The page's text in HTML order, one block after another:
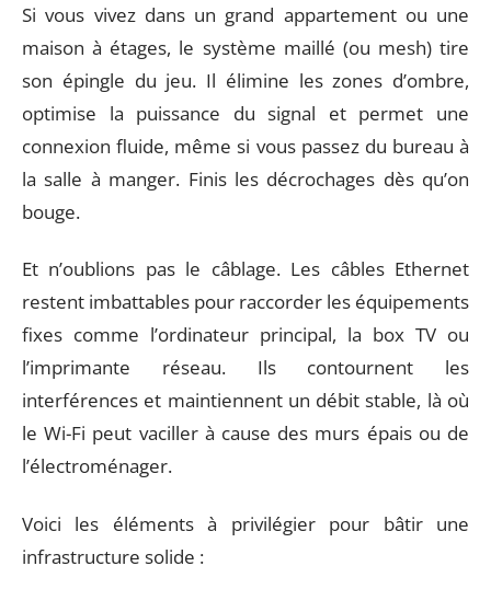
Si vous vivez dans un grand appartement ou une
maison à étages, le système maillé (ou mesh) tire
son épingle du jeu. Il élimine les zones d’ombre,
optimise la puissance du signal et permet une
connexion fluide, même si vous passez du bureau à
la salle à manger. Finis les décrochages dès qu’on
bouge.
Et n’oublions pas le câblage. Les câbles Ethernet
restent imbattables pour raccorder les équipements
fixes comme l’ordinateur principal, la box TV ou
l’imprimante réseau. Ils contournent les
interférences et maintiennent un débit stable, là où
le Wi-Fi peut vaciller à cause des murs épais ou de
l’électroménager.
Voici les éléments à privilégier pour bâtir une
infrastructure solide :